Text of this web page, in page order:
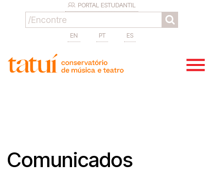
PORTAL ESTUDANTIL
EN PT ES
Comunicados